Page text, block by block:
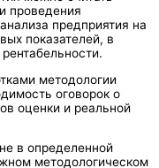
проведения
предприятия на
показателей, в
методологии
оговорок о
оценки и реальной
в определенной
методологическом